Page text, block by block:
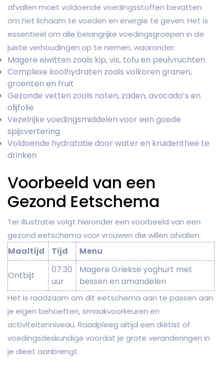
afvallen moet voldoende voedingsstoffen bevatten
om het lichaam te voeden en energie te geven. Het is
essentieel om alle belangrijke voedingsgroepen in de
juiste verhoudingen op te nemen, waaronder:
Magere eiwitten zoals kip, vis, tofu en peulvruchten
Complexe koolhydraten zoals volkoren granen,
groenten en fruit
Gezonde vetten zoals noten, zaden, avocado’s en
olijfolie
Vezelrijke voedingsmiddelen voor een goede
spijsvertering
Voldoende hydratatie door water en kruidenthee te
drinken
Voorbeeld van een
Gezond Eetschema
Ter illustratie volgt hieronder een voorbeeld van een
gezond eetschema voor vrouwen die willen afvallen:
Maaltijd Tijd Menu
Ontbijt
07:30
uur
Magere Griekse yoghurt met
bessen en amandelen
Het is raadzaam om dit eetschema aan te passen aan
je eigen behoeften, smaakvoorkeuren en
activiteitenniveau. Raadpleeg altijd een diëtist of
voedingsdeskundige voordat je grote veranderingen in
je dieet aanbrengt.